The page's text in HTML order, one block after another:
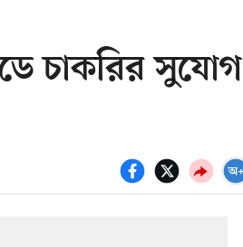
চাকরির সুযোগ